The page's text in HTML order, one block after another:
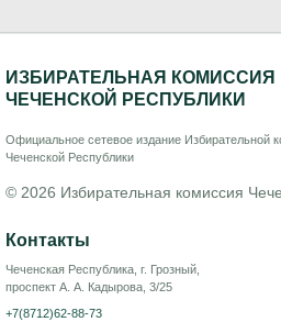
ИЗБИРАТЕЛЬНАЯ КОМИССИЯ
ЧЕЧЕНСКОЙ РЕСПУБЛИКИ
Официальное сетевое издание Избирательной
Чеченской Республики
© 2026 Избирательная комиссия
Контакты
Чеченская Республика, г. Грозный,
проспект А. А. Кадырова, 3/25
+7(8712)62-88-73